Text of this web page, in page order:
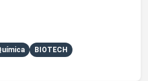
BIOTECH